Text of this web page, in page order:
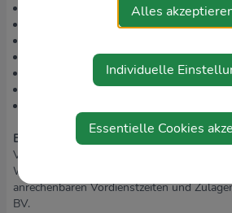
Dienstauto oder Kilometergeld
umfangreiches Weiterbildungsangebot
Regelmäßiges (Team-/Einzel-) Coaching
2 Tage zus. Urlaub ab 2. Dienstjahr
3 zusätzliche freie Tage
Entlohnung nach Caritas KV:
Verwendungsgruppe IVa, € 3.607,20 (bei 37
WoStd/IVa).Einreihung in höhere
anrechenbaren Vordienstzeiten und
BV.
Alles
Individuelle
Essentielle Cookies